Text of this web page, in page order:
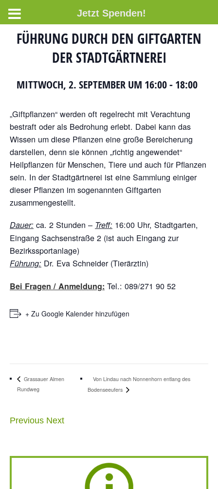
FÜHRUNG DURCH DEN GIFTGARTEN
DER STADTGÄRTNEREI
MITTWOCH, 2. SEPTEMBER UM 16:00- 18:00
„Giftpflanzen“ werden oft regelrecht mit Verachtung
bestraft oder als Bedrohung erlebt. Dabei kann das
Wissen um diese Pflanzen eine große Bereicherung
darstellen, denn sie können „richtig angewendet“
Heilpflanzen für Menschen, Tiere und auch für Pflanzen
sein. In der Stadtgärtnerei ist eine Sammlung einiger
dieser Pflanzen im sogenannten Giftgarten
zusammengestellt.
Dauer: ca. 2 Stunden – Treff: 16:00 Uhr, Stadtgarten,
Eingang Sachsenstraße 2 (ist auch Eingang zur
Bezirkssportanlage)
Führung: Dr. Eva Schneider (Tierärztin)
Bei Fragen / Anmeldung: Tel.: 089/271 90 52
+ Zu Google Kalender hinzufügen
Grassauer Almen
Rundweg
Von Lindau nach Nonnenhorn entlang des
Bodenseeufers
Previous Next
Jetzt Spenden!